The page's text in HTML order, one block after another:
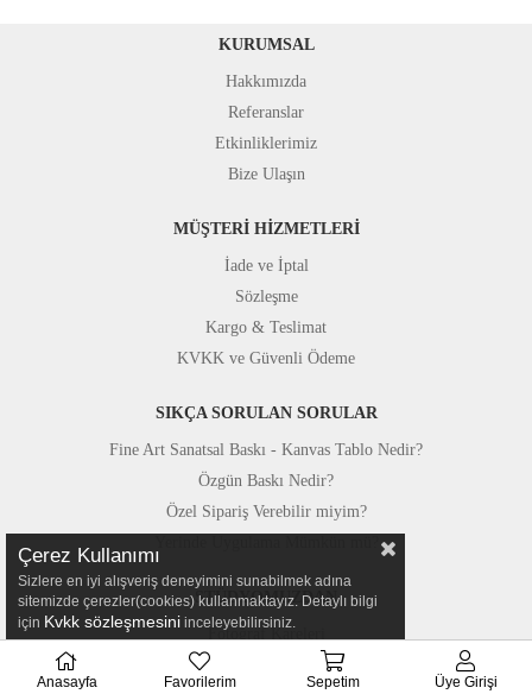
KURUMSAL
Hakkımızda
Referanslar
Etkinliklerimiz
Bize Ulaşın
MÜŞTERİ HİZMETLERİ
İade ve İptal
Sözleşme
Kargo & Teslimat
KVKK ve Güvenli Ödeme
SIKÇA SORULAN SORULAR
Fine Art Sanatsal Baskı - Kanvas Tablo Nedir?
Özgün Baskı Nedir?
Özel Sipariş Verebilir miyim?
STÜDYOMUZDAN
Fotoğraf Kareleri
Basında Canvastar
Çerez Kullanımı
Sizlere en iyi alışveriş deneyimini sunabilmek adına
sitemizde çerezler(cookies) kullanmaktayız. Detaylı bilgi
için Kvkk sözleşmesini inceleyebilirsiniz.
Anasayfa Favorilerim Sepetim Üye Girişi